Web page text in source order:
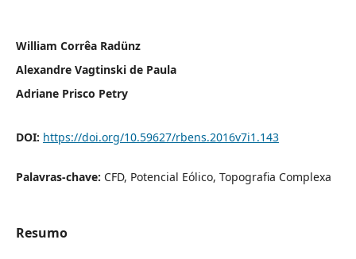
William Corrêa Radünz
Alexandre Vagtinski de Paula
Adriane Prisco Petry
DOI: https://doi.org/10.59627/rbens.2016v7i1.143
Palavras-chave: CFD, Potencial Eólico, Topografia Complexa
Resumo